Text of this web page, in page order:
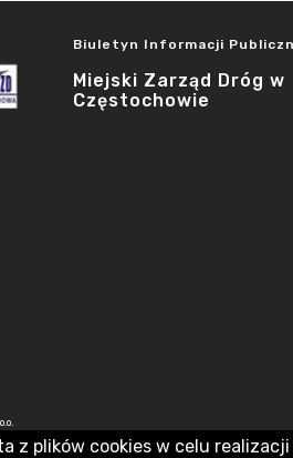
Biuletyn Informacji
Miejski Zarząd Dróg w
Częstochowie
z plików cookies w celu realizacji